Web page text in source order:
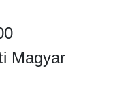
Magyar